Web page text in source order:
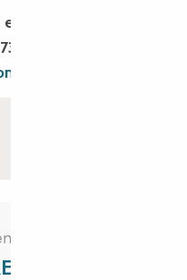
02 96 05 54
72 16
tregor.com
Sie
BESUCHE